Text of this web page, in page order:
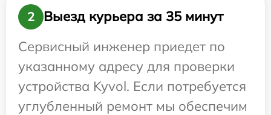
2
Выезд курьера за 35 минут
Сервисный инженер приедет по
указанному адресу для проверки
устройства Kyvol. Если потребуется
углубленный ремонт мы обеспечим